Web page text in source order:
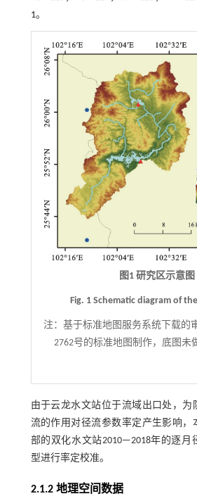
1。
图1 研究区示意图
Fig. 1 Schematic diagram of
注：基于标准地图服务系统下载的审
2762号的标准地图制作，底图未
由于云龙水文站位于流域出口处，为
流的作用对径流参数率定产生影响，
部的双化水文站2010—2018年的逐月
型进行率定校准。
2.1.2 地理空间数据